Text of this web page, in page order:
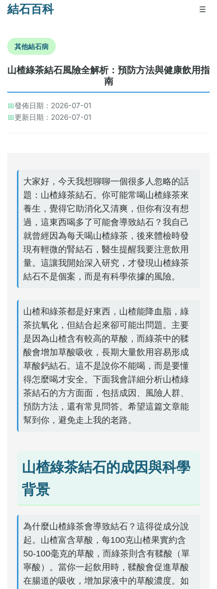
結石百科 ☰
其他結石病
山楂綠茶結石風險全解析：預防方法與健康飲用指
南
📅發佈日期：2026-07-01
📅更新日期：2026-07-01
大家好，今天我想聊聊一個很多人忽略的話
題：山楂綠茶結石。你可能常喝山楂綠茶來
養生，覺得它助消化又清爽，但你有沒有想
過，這東西喝多了可能會導致結石？我自己
就曾經因為每天喝山楂綠茶，後來體檢時發
現有輕微的腎結石，醫生提醒我要注意飲用
量。這讓我開始深入研究，才發現山楂綠茶
結石不是個案，而是有科學依據的風險。
山楂和綠茶都是好東西，山楂能降血脂，綠
茶抗氧化，但結合起來卻可能出問題。主要
是因為山楂含有較高的草酸，而綠茶中的鞣
酸會增加草酸吸收，長期大量飲用容易形成
草酸鈣結石。這不是說你不能喝，而是要懂
得怎麼喝才安全。下面我會詳細分析山楂綠
茶結石的方方面面，包括成因、風險人群、
預防方法，還有常見問答。希望這篇文章能
幫到你，避免走上我的老路。
山楂綠茶結石的成因與科學
背景
為什麼山楂綠茶會導致結石？這得從成分說
起。山楂富含草酸，每100克山楂果實約含
50-100毫克的草酸，而綠茶則含有鞣酸（單
寧酸）。當你一起飲用時，鞣酸會促進草酸
在腸道的吸收，增加尿液中的草酸濃度。如